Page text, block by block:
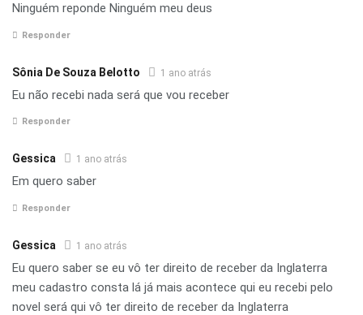
Ninguém reponde Ninguém meu deus
Responder
Sônia De Souza Belotto 1 ano atrás
Eu não recebi nada será que vou receber
Responder
Gessica 1 ano atrás
Em quero saber
Responder
Gessica 1 ano atrás
Eu quero saber se eu vô ter direito de receber da Inglaterra
meu cadastro consta lá já mais acontece qui eu recebi pelo
novel será qui vô ter direito de receber da Inglaterra